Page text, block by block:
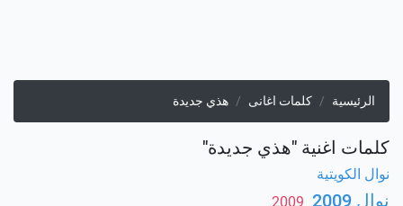
الرئيسية كلمات اغانى هذي جديدة
كلمات اغنية "هذي جديدة"
نوال الكويتية
نوال 2009